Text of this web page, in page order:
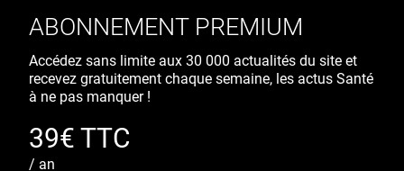
ABONNEMENT PREMIUM
Accédez sans limite aux 30 000 actualités du site et
recevez gratuitement chaque semaine, les actus Santé
à ne pas manquer !
39€ TTC
/ an